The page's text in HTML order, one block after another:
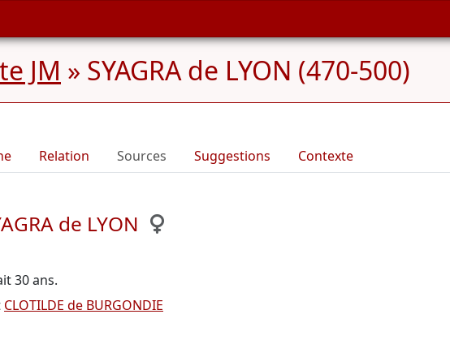
JM » SYAGRA de LYON (470-500)
Relation Sources Suggestions Contexte
de LYON
30 ans.
CLOTILDE de BURGONDIE